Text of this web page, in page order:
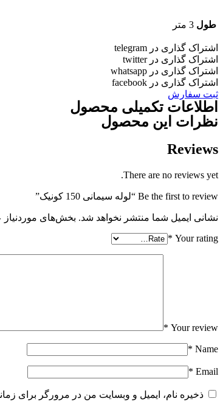
طول 3 متر
اشتراک گذاری در telegram
اشتراک گذاری در twitter
اشتراک گذاری در whatsapp
اشتراک گذاری در facebook
ثبت سفارش
اطلاعات تکمیلی محصول
نظرات این محصول
Reviews
There are no reviews yet.
Be the first to review “لوله سیمانی 150 کونیک”
نشانی ایمیل شما منتشر نخواهد شد. بخش‌های موردنیاز
Your rating
*
Your review
*
Name
*
Email
*
ذخیره نام، ایمیل و وبسایت من در مرورگر برای